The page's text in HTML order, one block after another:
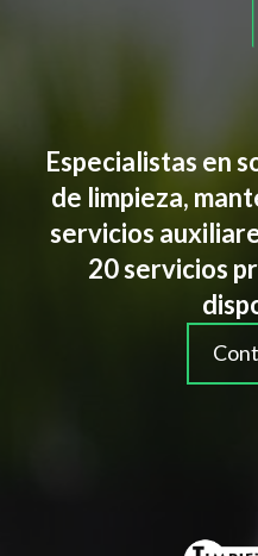
Especialistas en
de limpieza,
servicios
20 servicios